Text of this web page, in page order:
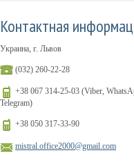
Контактная
Украина, г. Львов
(032) 260-22-28
+38 067 314-25-03 (Viber,
Telegram)
+38 050 317-33-90
mistral.office2000@gmail.com